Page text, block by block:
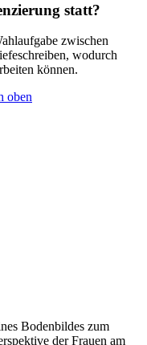
statt?
zwischen
wodurch
können.
oben
Bodenbildes zum
der Frauen am